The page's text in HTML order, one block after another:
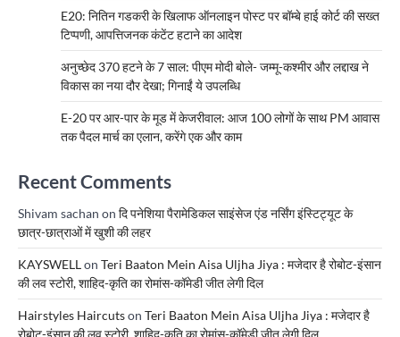
E20: नितिन गडकरी के खिलाफ ऑनलाइन पोस्ट पर बॉम्बे हाई कोर्ट की सख्त
टिप्पणी, आपत्तिजनक कंटेंट हटाने का आदेश
अनुच्छेद 370 हटने के 7 साल: पीएम मोदी बोले- जम्मू-कश्मीर और लद्दाख ने
विकास का नया दौर देखा; गिनाईं ये उपलब्धि
E-20 पर आर-पार के मूड में केजरीवाल: आज 100 लोगों के साथ PM आवास
तक पैदल मार्च का एलान, करेंगे एक और काम
Recent Comments
Shivam sachan on दि पनेशिया पैरामेडिकल साइंसेज एंड नर्सिंग इंस्टिट्यूट के
छात्र-छात्राओं में खुशी की लहर
KAYSWELLon Teri Baaton Mein Aisa Uljha Jiya : मजेदार है रोबोट-इंसान
की लव स्टोरी, शाहिद-कृति का रोमांस-कॉमेडी जीत लेगी दिल
Hairstyles Haircutson Teri Baaton Mein Aisa Uljha Jiya : मजेदार है
रोबोट-इंसान की लव स्टोरी, शाहिद-कृति का रोमांस-कॉमेडी जीत लेगी दिल